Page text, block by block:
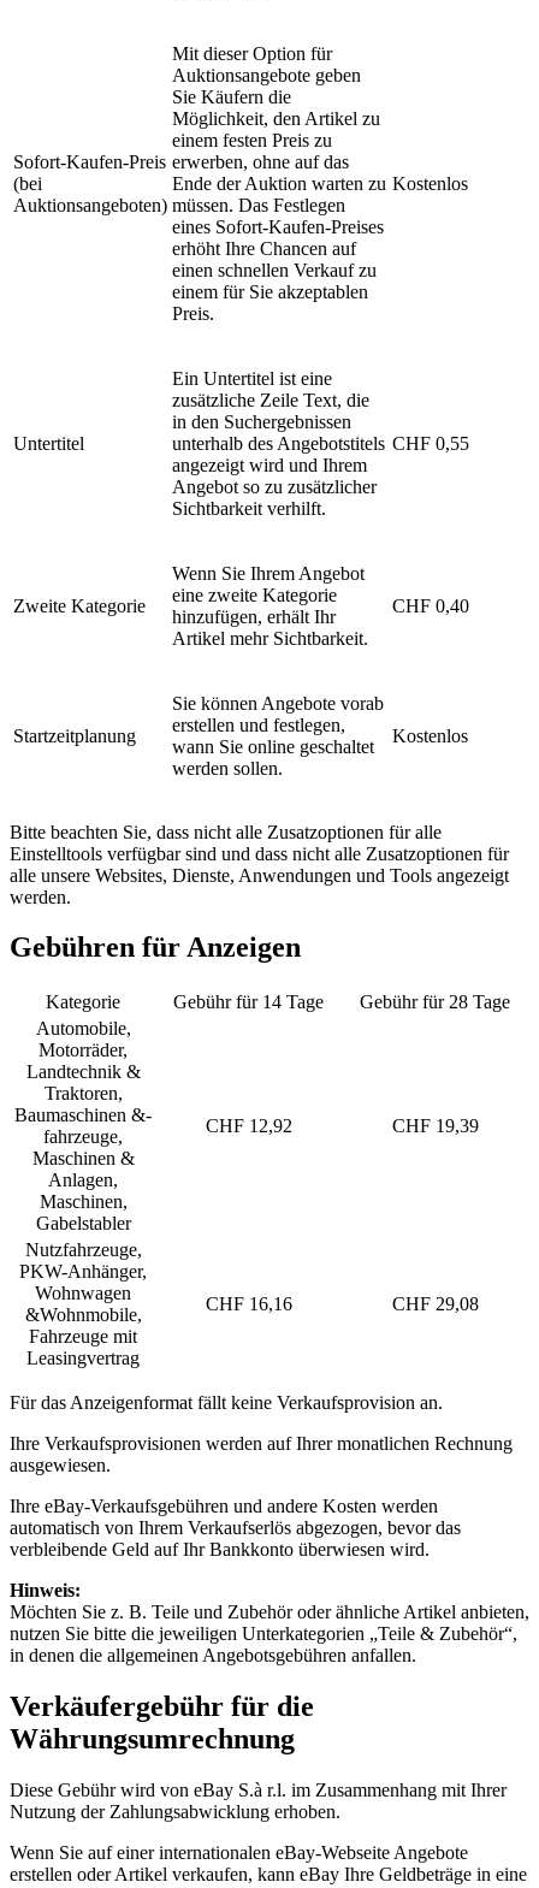
Sofort-Kaufen-Preis
(bei
Auktionsangeboten)
Mit dieser Option für
Auktionsangebote geben
Sie Käufern die
Möglichkeit, den Artikel zu
einem festen Preis zu
erwerben, ohne auf das
Ende der Auktion warten zu
müssen. Das Festlegen
eines Sofort-Kaufen-Preises
erhöht Ihre Chancen auf
einen schnellen Verkauf zu
einem für Sie akzeptablen
Preis.
Kostenlos
Untertitel
Ein Untertitel ist eine
zusätzliche Zeile Text, die
in den Suchergebnissen
unterhalb des Angebotstitels
angezeigt wird und Ihrem
Angebot so zu zusätzlicher
Sichtbarkeit verhilft.
CHF 0,55
Zweite Kategorie
Wenn Sie Ihrem Angebot
eine zweite Kategorie
hinzufügen, erhält Ihr
Artikel mehr Sichtbarkeit.
CHF 0,40
Startzeitplanung
Sie können Angebote vorab
erstellen und festlegen,
wann Sie online geschaltet
werden sollen.
Kostenlos
Bitte beachten Sie, dass nicht alle Zusatzoptionen für alle
Einstelltools verfügbar sind und dass nicht alle Zusatzoptionen für
alle unsere Websites, Dienste, Anwendungen und Tools angezeigt
werden.
Gebühren für Anzeigen
Kategorie Gebühr für 14 Tage
Gebühr für 28 Tage
Automobile,
Motorräder,
Landtechnik &
Traktoren,
Baumaschinen &-
fahrzeuge,
Maschinen &
Anlagen,
Maschinen,
Gabelstabler
CHF 12,92 CHF 19,39
Nutzfahrzeuge,
PKW-Anhänger,
Wohnwagen
&Wohnmobile,
Fahrzeuge mit
Leasingvertrag
CHF 16,16 CHF 29,08
Für das Anzeigenformat fällt keine Verkaufsprovision an.
Ihre Verkaufsprovisionen werden auf Ihrer monatlichen Rechnung
ausgewiesen.
Ihre eBay-Verkaufsgebühren und andere Kosten werden
automatisch von Ihrem Verkaufserlös abgezogen, bevor das
verbleibende Geld auf Ihr Bankkonto überwiesen wird.
Hinweis:
Möchten Sie z. B. Teile und Zubehör oder ähnliche Artikel anbieten,
nutzen Sie bitte die jeweiligen Unterkategorien „Teile & Zubehör“,
in denen die allgemeinen Angebotsgebühren anfallen.
Verkäufergebühr für die
Währungsumrechnung
Diese Gebühr wird von eBay S.à r.l. im Zusammenhang mit Ihrer
Nutzung der Zahlungsabwicklung erhoben.
Wenn Sie auf einer internationalen eBay-Webseite Angebote
erstellen oder Artikel verkaufen, kann eBay Ihre Geldbeträge in eine